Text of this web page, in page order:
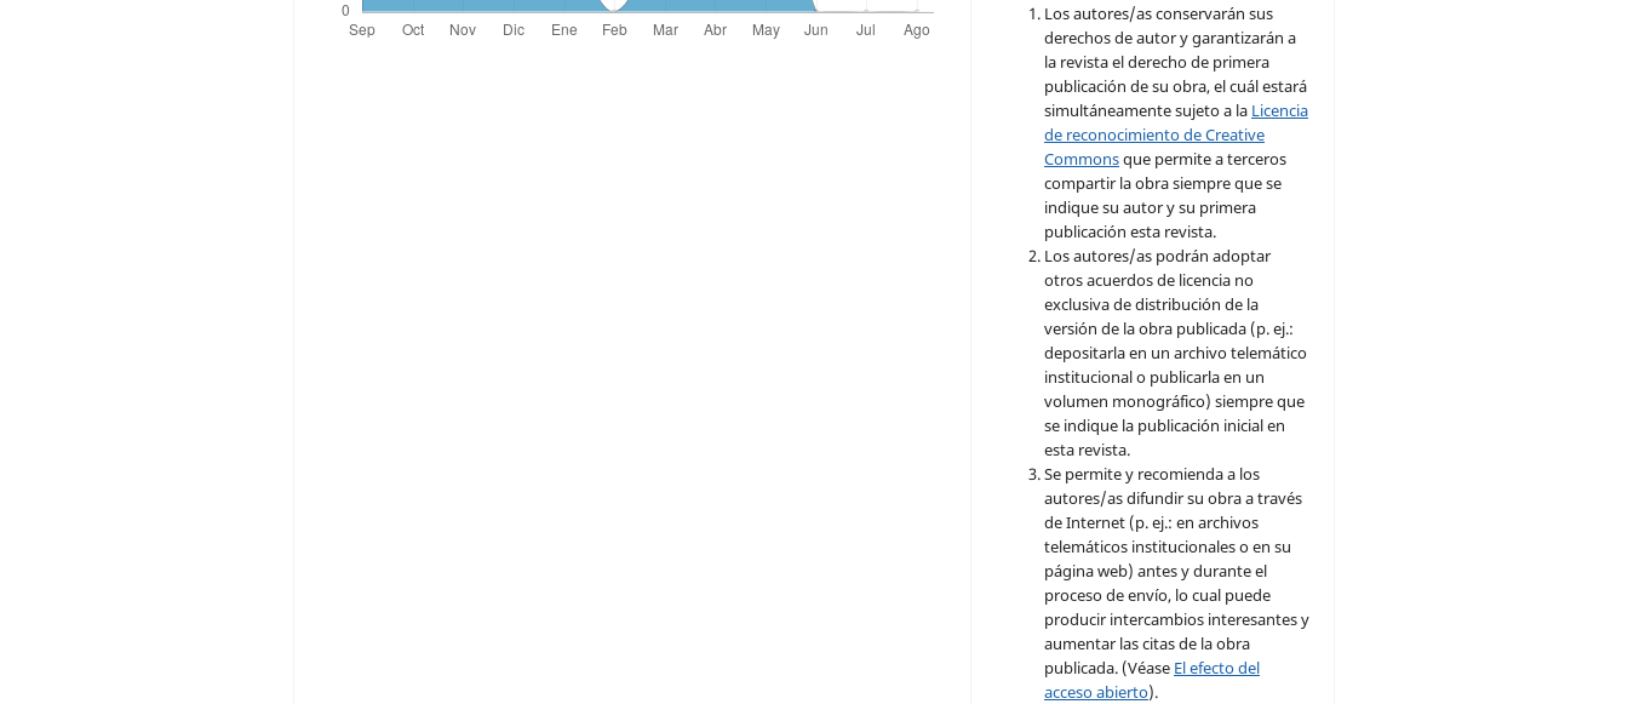
Los autores/as conservarán sus
derechos de autor y garantizarán a
la revista el derecho de primera
publicación de su obra, el cuál estará
simultáneamente sujeto a la Licencia
de reconocimiento de Creative
Commonsque permite a terceros
compartir la obra siempre que se
indique su autor y su primera
publicación esta revista.
Los autores/as podrán adoptar
otros acuerdos de licencia no
exclusiva de distribución de la
versión de la obra publicada (p. ej.:
depositarla en un archivo telemático
institucional o publicarla en un
volumen monográfico) siempre que
se indique la publicación inicial en
esta revista.
Se permite y recomienda a los
autores/as difundir su obra a través
de Internet (p. ej.: en archivos
telemáticos institucionales o en su
página web) antes y durante el
proceso de envío, lo cual puede
producir intercambios interesantes y
aumentar las citas de la obra
publicada. (Véase El efecto del
acceso abierto).